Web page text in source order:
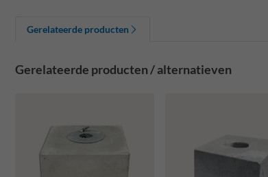
Gerelateerde producten
Gerelateerde producten / alternatieven